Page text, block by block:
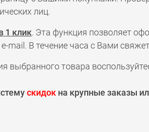
лиц.
1 клик. Эта функция позволяет
mail. В течение часа с Вами
выбранного товара
скидок на крупные заказы